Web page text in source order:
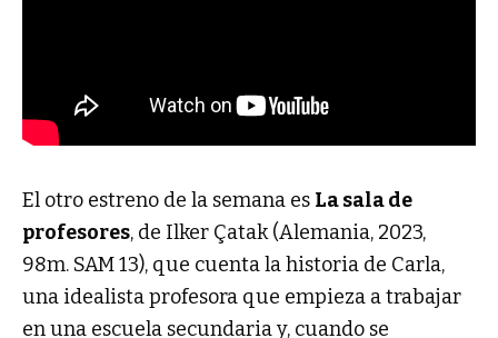
El otro estreno de la semana es La sala de
profesores, de Ilker Çatak (Alemania, 2023,
98m. SAM 13), que cuenta la historia de Carla,
una idealista profesora que empieza a trabajar
en una escuela secundaria y, cuando se